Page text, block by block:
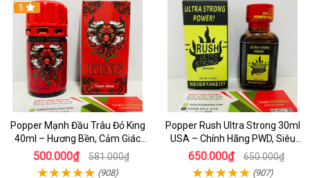
5
Popper Mạnh Đầu Trâu Đỏ King
40ml – Hương Bền, Cảm Giác
Lâu, Chuẩn Cho Top & Bot
500.000₫ 581.000₫
(908)
Popper Rush Ultra Strong 30ml
USA – Chính Hãng PWD, Siêu
Kích Thích & Tăng Khoái Cảm
650.000₫ 650.000₫
(907)